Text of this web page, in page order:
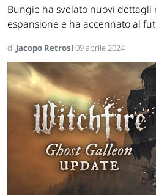
Bungie ha svelato nuovi
espansione e ha accennato al
di Jacopo Retrosi 09 aprile 2024